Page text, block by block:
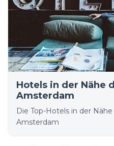
Hotels in der Nähe
Amsterdam
Die Top-Hotels in der
Amsterdam